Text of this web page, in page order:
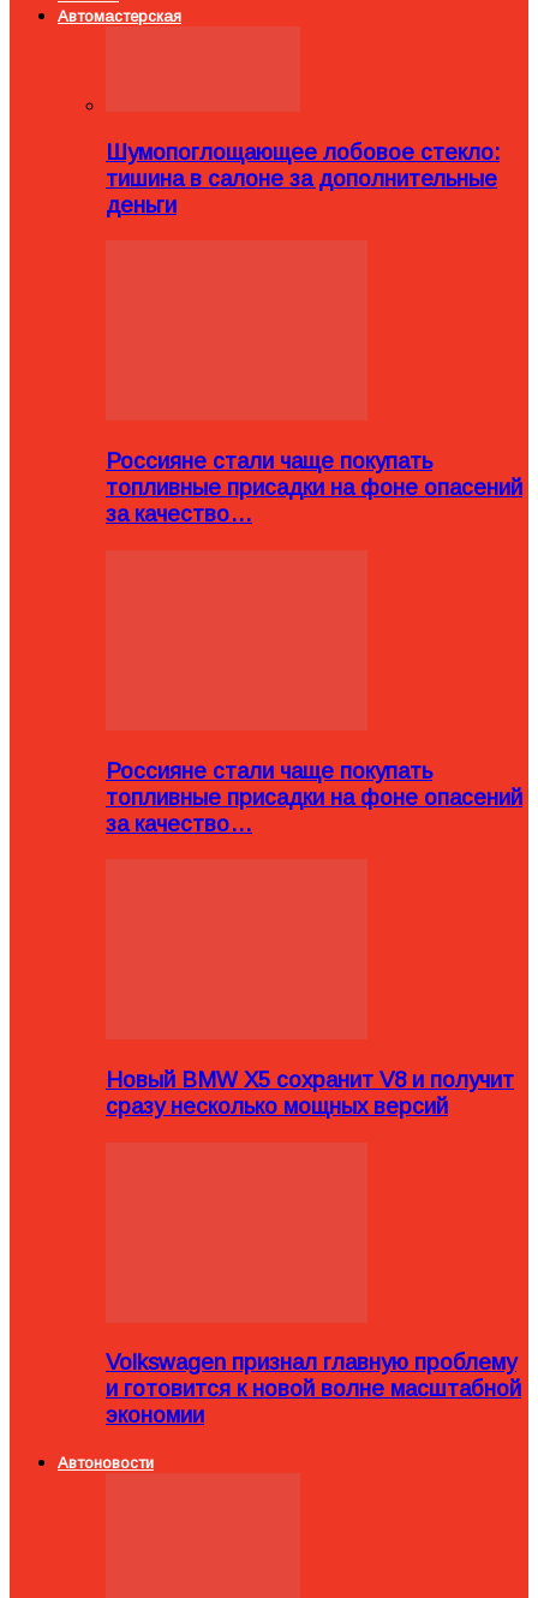
Автомастерская
Шумопоглощающее лобовое стекло:
тишина в салоне за дополнительные
деньги
Россияне стали чаще покупать
топливные присадки на фоне опасений
за качество…
Россияне стали чаще покупать
топливные присадки на фоне опасений
за качество…
Новый BMW X5 сохранит V8 и получит
сразу несколько мощных версий
Volkswagen признал главную проблему
и готовится к новой волне масштабной
экономии
Автоновости